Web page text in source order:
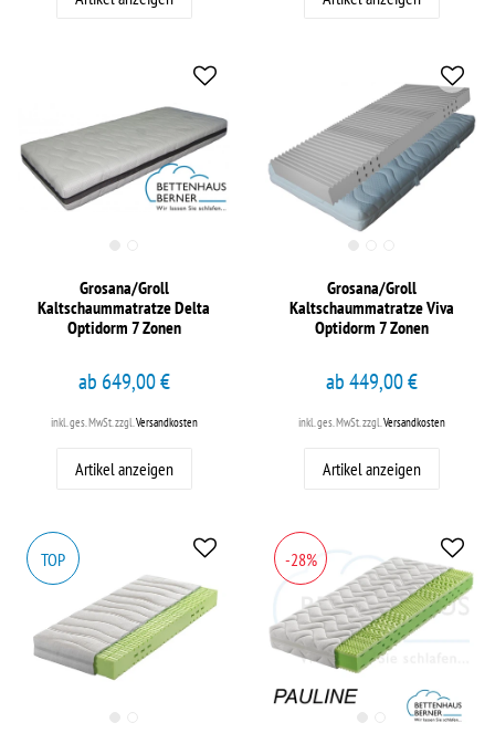
Grosana/Groll
Kaltschaummatratze Delta
Optidorm 7 Zonen
ab 649,00 €
inkl. ges. MwSt.zzgl.Versandkosten
Artikel anzeigen
Grosana/Groll
Kaltschaummatratze Viva
Optidorm 7 Zonen
ab 449,00 €
inkl. ges. MwSt.zzgl.Versandkosten
Artikel anzeigen
TOP -28%